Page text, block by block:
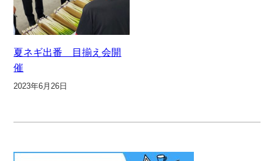
夏ネギ出番 目揃え会開
催
2023年6月26日